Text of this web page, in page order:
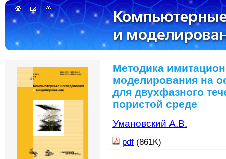
Методика
моделирования на
для двухфазного
пористой среде
Умановский А.В.
pdf (861K)